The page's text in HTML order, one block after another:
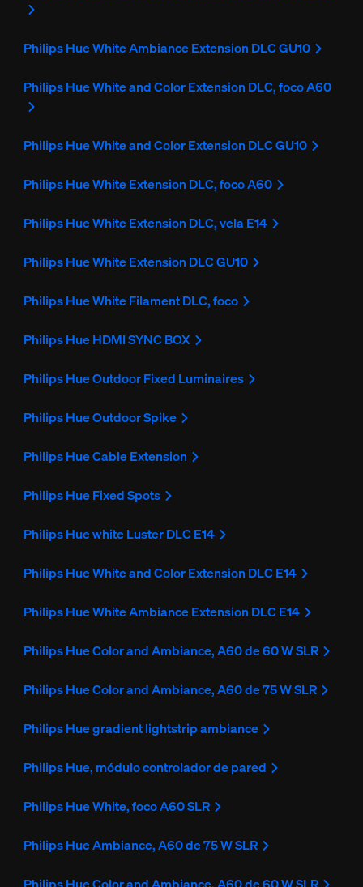
Philips Hue White Ambiance Extension DLC GU10
Philips Hue White and Color Extension DLC, foco A60
Philips Hue White and Color Extension DLC GU10
Philips Hue White Extension DLC, foco A60
Philips Hue White Extension DLC, vela E14
Philips Hue White Extension DLC GU10
Philips Hue White Filament DLC, foco
Philips Hue HDMI SYNC BOX
Philips Hue Outdoor Fixed Luminaires
Philips Hue Outdoor Spike
Philips Hue Cable Extension
Philips Hue Fixed Spots
Philips Hue white Luster DLC E14
Philips Hue White and Color Extension DLC E14
Philips Hue White Ambiance Extension DLC E14
Philips Hue Color and Ambiance, A60 de 60 W SLR
Philips Hue Color and Ambiance, A60 de 75 W SLR
Philips Hue gradient lightstrip ambiance
Philips Hue, módulo controlador de pared
Philips Hue White, foco A60 SLR
Philips Hue Ambiance, A60 de 75 W SLR